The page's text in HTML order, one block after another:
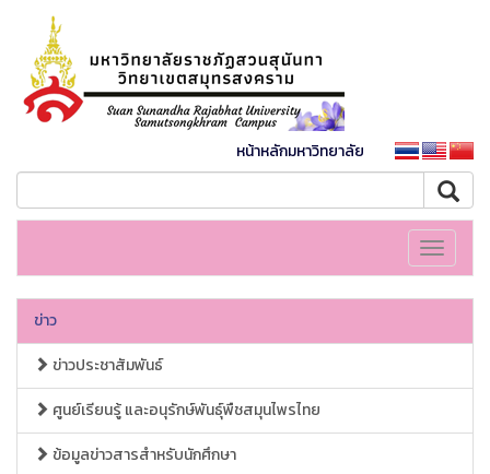
หน้าหลักมหาวิทยาลัย
Toggle
ข่าว
ข่าวประชาสัมพันธ์
ศูนย์เรียนรู้ และอนุรักษ์พันธุ์พืชสมุนไพรไทย
ข้อมูลข่าวสารสำหรับนักศึกษา